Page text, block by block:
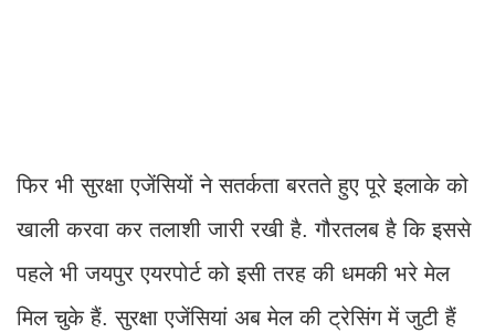
फिर भी सुरक्षा एजेंसियों ने सतर्कता बरतते हुए पूरे इलाके को
खाली करवा कर तलाशी जारी रखी है. गौरतलब है कि इससे
पहले भी जयपुर एयरपोर्ट को इसी तरह की धमकी भरे मेल
मिल चुके हैं. सुरक्षा एजेंसियां अब मेल की ट्रेसिंग में जुटी हैं